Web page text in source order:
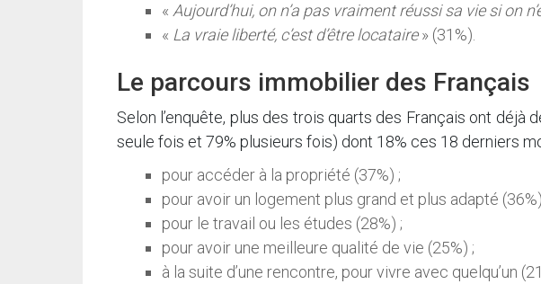
« Aujourd’hui, on n’a pas vraiment réussi sa vie si on
« La vraie liberté, c’est d’être locataire» (31%).
Le parcours immobilier des Français
Selon l’enquête, plus des trois quarts des Français ont déjà
seule fois et 79% plusieurs fois) dont 18% ces 18 derniers
pour accéder à la propriété (37%) ;
pour avoir un logement plus grand et plus adapté
pour le travail ou les études (28%) ;
pour avoir une meilleure qualité de vie (25%) ;
à la suite d’une rencontre, pour vivre avec quelqu’un